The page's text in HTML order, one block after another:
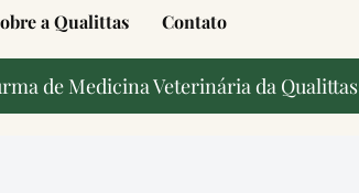
a Qualittas Contato
de Medicina Veterinária da Qualittas